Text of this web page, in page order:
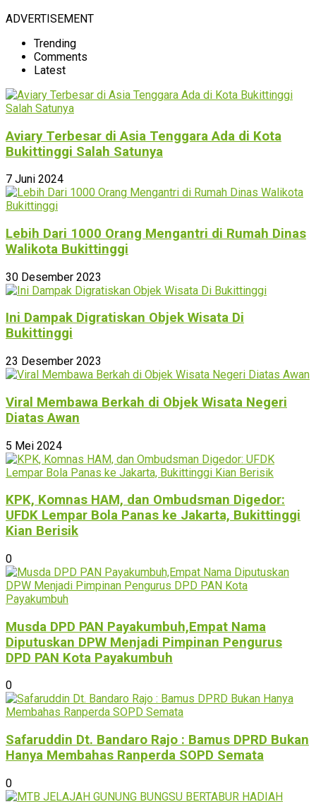
ADVERTISEMENT
Trending
Comments
Latest
Aviary Terbesar di Asia Tenggara Ada di Kota
Bukittinggi Salah Satunya
7 Juni 2024
Lebih Dari 1000 Orang Mengantri di Rumah Dinas
Walikota Bukittinggi
30 Desember 2023
Ini Dampak Digratiskan Objek Wisata Di
Bukittinggi
23 Desember 2023
Viral Membawa Berkah di Objek Wisata Negeri
Diatas Awan
5 Mei 2024
KPK, Komnas HAM, dan Ombudsman Digedor:
UFDK Lempar Bola Panas ke Jakarta, Bukittinggi
Kian Berisik
0
Musda DPD PAN Payakumbuh,Empat Nama
Diputuskan DPW Menjadi Pimpinan Pengurus
DPD PAN Kota Payakumbuh
0
Safaruddin Dt. Bandaro Rajo : Bamus DPRD Bukan
Hanya Membahas Ranperda SOPD Semata
0